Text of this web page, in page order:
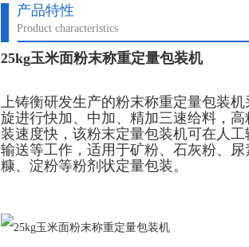
产品特性
Product characteristics
25kg玉米面粉末称重定量包装机
上铸衡研发生产的粉末称重定量包装
旋进行快加、中加、精加三速给料，
装速度快，该粉末定量包装机可在人
输送等工作，适用于矿粉、石灰粉、
糠、淀粉等粉剂状定量包装。